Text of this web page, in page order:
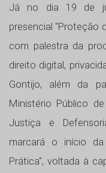
Já no dia 19 de
presencial "Proteção
com palestra da
direito digital,
Gontijo, além da
Ministério Público
Justiça e
marcará o início da
Prática", voltada à